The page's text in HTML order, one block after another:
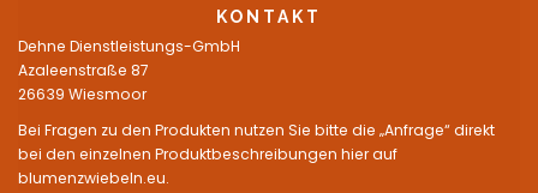
KONTAKT
Dehne Dienstleistungs-GmbH
Azaleenstraße 87
26639 Wiesmoor
Bei Fragen zu den Produkten nutzen Sie bitte die „Anfrage“ direkt
bei den einzelnen Produktbeschreibungen hier auf
blumenzwiebeln.eu.